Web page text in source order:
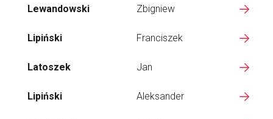
Lewandowski Zbigniew
Lipiński Franciszek
Latoszek Jan
Lipiński Aleksander